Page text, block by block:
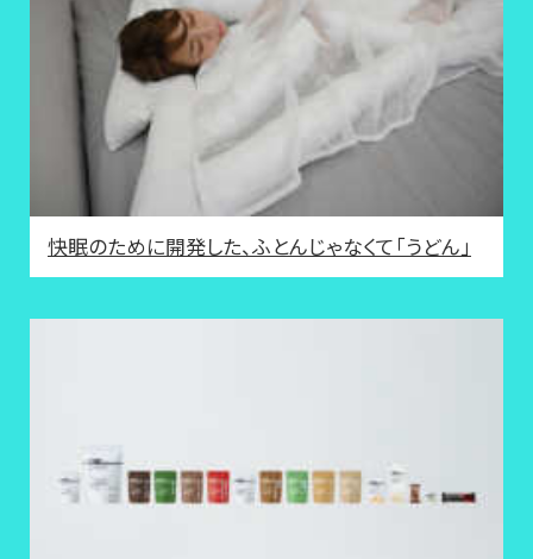
快眠のために開発した、ふとんじゃなくて「うどん」